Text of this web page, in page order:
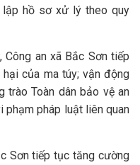
lập hồ sơ xử lý theo quy
Công an xã Bắc Sơn tiếp
của ma túy; vận động
trào Toàn dân bảo vệ an
phạm pháp luật liên quan
Sơn tiếp tục tăng cường